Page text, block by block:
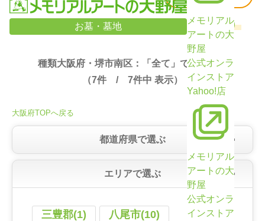
お墓・墓地
メモリアル
アートの大
野屋
公式オンラ
インストア
Yahoo!店
メモリアル
アートの大
野屋
公式オンラ
インストア
大阪府・堺市南区の霊園・墓地検索結果（7件）
種類大阪府・堺市南区：「全て」で絞り込み
（7件 / 7件中 表示）
大阪府TOPへ戻る
都道府県で選ぶ
エリアで選ぶ
三豊郡(1)
八尾市(10)